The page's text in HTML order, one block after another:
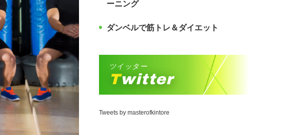
ーニング
ダンベルで筋トレ＆ダイエット
ツイッター
Twitter
Tweets by masterofkintore